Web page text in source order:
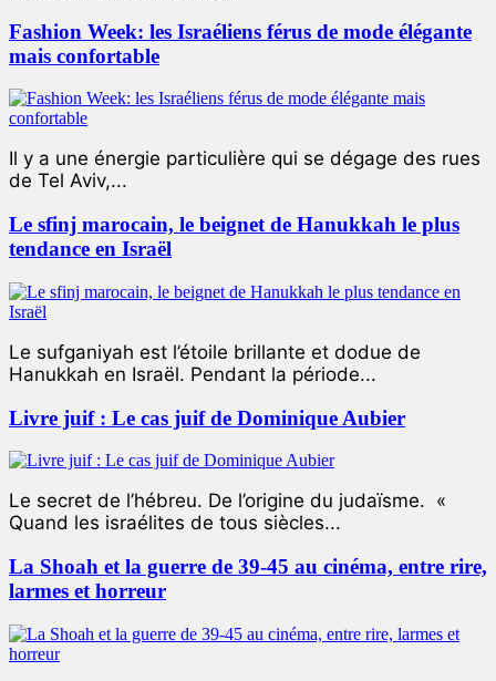
Fashion Week: les Israéliens férus de mode élégante
mais confortable
Il y a une énergie particulière qui se dégage des rues
de Tel Aviv,...
Le sfinj marocain, le beignet de Hanukkah le plus
tendance en Israël
Le sufganiyah est l’étoile brillante et dodue de
Hanukkah en Israël. Pendant la période...
Livre juif : Le cas juif de Dominique Aubier
Le secret de l’hébreu. De l’origine du judaïsme. «
Quand les israélites de tous siècles...
La Shoah et la guerre de 39-45 au cinéma, entre rire,
larmes et horreur